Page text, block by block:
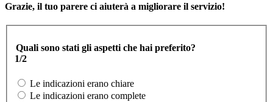
Grazie, il tuo parere ci aiuterà a migliorare il servizio!
Quali sono stati gli aspetti che hai preferito?
1/2
Le indicazioni erano chiare
Le indicazioni erano complete